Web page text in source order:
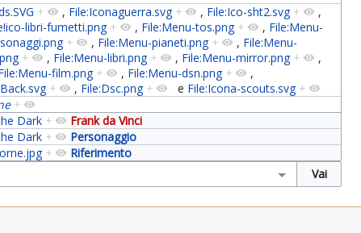
+ , File:Iconaguerra.svg + , File:Ico-sht2.svg +
,
libri-fumetti.png + , File:Menu-tos.png + , File:Menu-
+ , File:Menu-pianeti.png + , File:Menu-
+ , File:Menu-libri.png + , File:Menu-mirror.png +
,
film.png + , File:Menu-dsn.png +
,
+ , File:Dsc.png + e File:Icona-scouts.svg +
+
Frank da Vinci
Dark +
Personaggio
Dark +
Riferimento
+